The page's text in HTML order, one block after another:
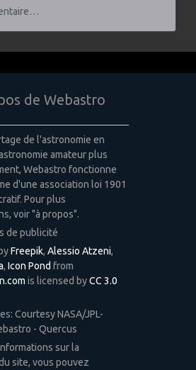
de Webastro
de l'astronomie en
amateur plus
Webastro fonctionne
d'une association loi 1901
Pour plus
voir "à propos".
de publicité
Freepik, Alessio Atzeni,
, Icon Pond from
is licensed byCC 3.0
Courtesy NASA/JPL-
- Quercus
sur la
site, vous pouvez